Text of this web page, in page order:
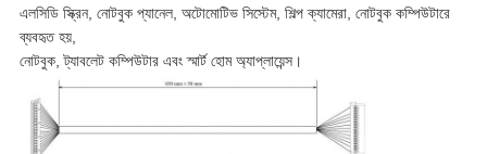
এলসিডি স্ক্রিন, নোটবুক প্যানেল, অটোমোটিভ সিস্টেম, শিল্প ক্যামেরা, নোটবুক কম্পিউটারে
ব্যবহৃত হয়,
নোটবুক, ট্যাবলেট কম্পিউটার এবং স্মার্ট হোম অ্যাপ্লায়েন্স।